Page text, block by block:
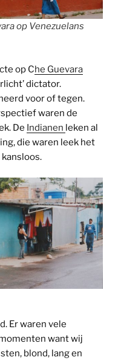
op Venezuelans
op Che Guevara
dictator.
voor of tegen.
waren de
De Indianen leken al
die waren leek het
Er waren vele
want wij
blond, lang en